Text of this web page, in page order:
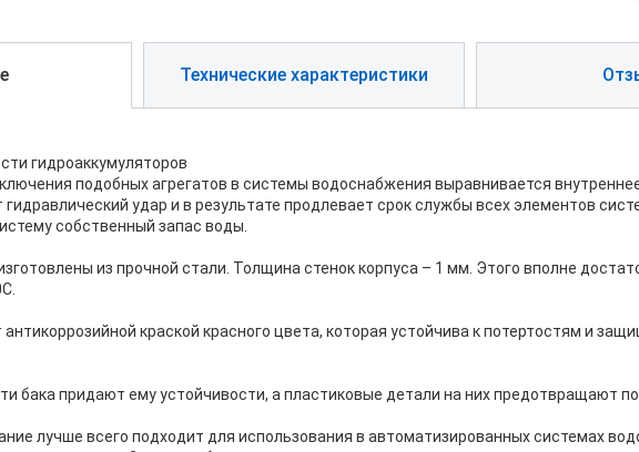
Технические характеристики
гидроаккумуляторов
подобных агрегатов в системы водоснабжения выравнивается
удар и в результате продлевает срок службы всех элементов
собственный запас воды.
из прочной стали. Толщина стенок корпуса – 1 мм. Этого вполне
краской красного цвета, которая устойчива к потертостям и
бака придают ему устойчивости, а пластиковые детали на них предотвращают
лучше всего подходит для использования в автоматизированных системах